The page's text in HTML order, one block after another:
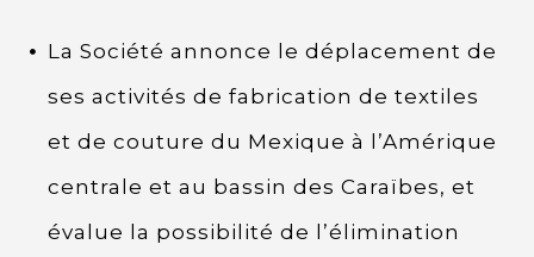
La Société annonce le déplacement de
ses activités de fabrication de textiles
et de couture du Mexique à l’Amérique
centrale et au bassin des Caraïbes, et
évalue la possibilité de l’élimination